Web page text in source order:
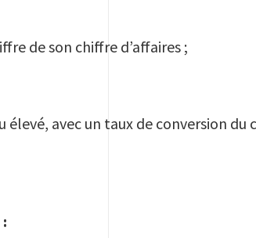
de son chiffre d’affaires ;
avec un taux de conversion du